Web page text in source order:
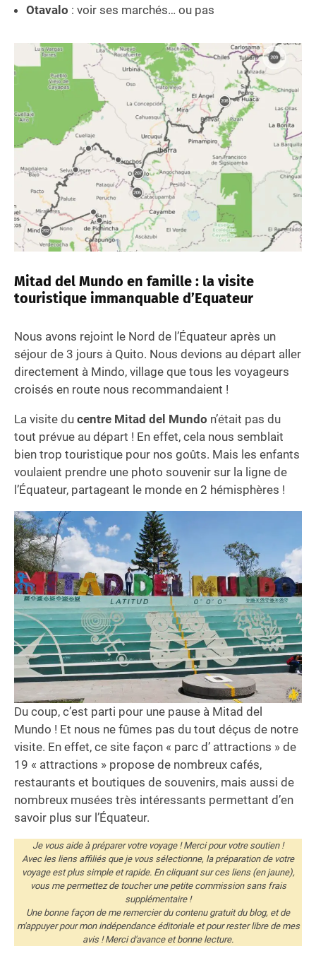
Otavalo : voir ses marchés… ou pas
Mitad del Mundo en famille : la visite
touristique immanquable d’Equateur
Nous avons rejoint le Nord de l’Équateur après un
séjour de 3 jours à Quito. Nous devions au départ aller
directement à Mindo, village que tous les voyageurs
croisés en route nous recommandaient !
La visite du centre Mitad del Mundo n’était pas du
tout prévue au départ ! En effet, cela nous semblait
bien trop touristique pour nos goûts. Mais les enfants
voulaient prendre une photo souvenir sur la ligne de
l’Équateur, partageant le monde en 2 hémisphères !
Du coup, c’est parti pour une pause à Mitad del
Mundo ! Et nous ne fûmes pas du tout déçus de notre
visite. En effet, ce site façon « parc d’ attractions » de
19 « attractions » propose de nombreux cafés,
restaurants et boutiques de souvenirs, mais aussi de
nombreux musées très intéressants permettant d’en
savoir plus sur l’Équateur.
Je vous aide à préparer votre voyage ! Merci pour votre soutien !
Avec les liens affiliés que je vous sélectionne, la préparation de votre
voyage est plus simple et rapide. En cliquant sur ces liens (en jaune),
vous me permettez de toucher une petite commission sans frais
supplémentaire !
Une bonne façon de me remercier du contenu gratuit du blog, et de
m'appuyer pour mon indépendance éditoriale et pour rester libre de mes
avis ! Merci d'avance et bonne lecture.